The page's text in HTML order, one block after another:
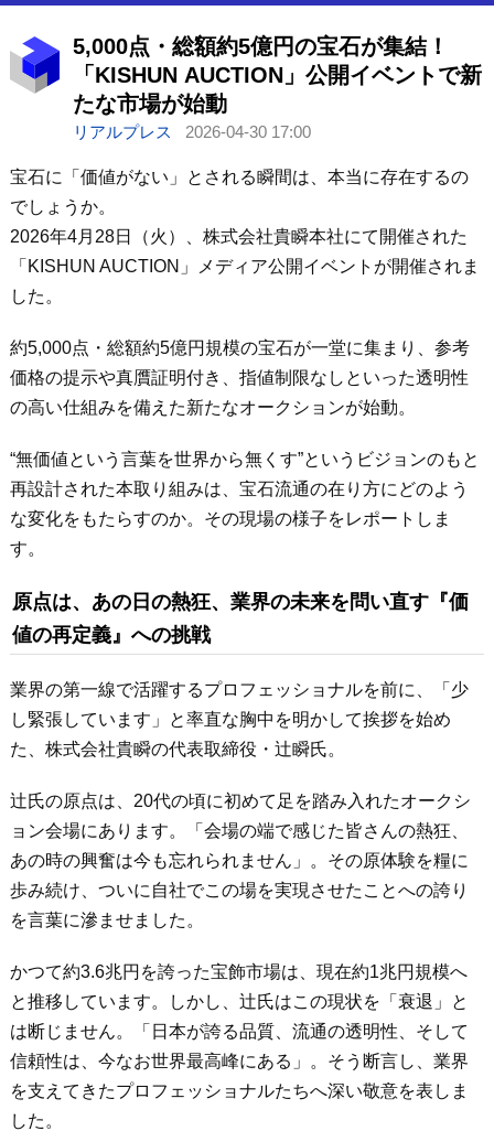
5,000点・総額約5億円の宝石が集結！
「KISHUN AUCTION」公開イベントで新
たな市場が始動
リアルプレス 2026-04-30 17:00
宝石に「価値がない」とされる瞬間は、本当に存在するの
でしょうか。
2026年4月28日（火）、株式会社貴瞬本社にて開催された
「KISHUN AUCTION」メディア公開イベントが開催されま
した。
約5,000点・総額約5億円規模の宝石が一堂に集まり、参考
価格の提示や真贋証明付き、指値制限なしといった透明性
の高い仕組みを備えた新たなオークションが始動。
“無価値という言葉を世界から無くす”というビジョンのもと
再設計された本取り組みは、宝石流通の在り方にどのよう
な変化をもたらすのか。その現場の様子をレポートしま
す。
原点は、あの日の熱狂、業界の未来を問い直す『価
値の再定義』への挑戦
業界の第一線で活躍するプロフェッショナルを前に、「少
し緊張しています」と率直な胸中を明かして挨拶を始め
た、株式会社貴瞬の代表取締役・辻瞬氏。
辻氏の原点は、20代の頃に初めて足を踏み入れたオークシ
ョン会場にあります。「会場の端で感じた皆さんの熱狂、
あの時の興奮は今も忘れられません」。その原体験を糧に
歩み続け、ついに自社でこの場を実現させたことへの誇り
を言葉に滲ませました。
かつて約3.6兆円を誇った宝飾市場は、現在約1兆円規模へ
と推移しています。しかし、辻氏はこの現状を「衰退」と
は断じません。「日本が誇る品質、流通の透明性、そして
信頼性は、今なお世界最高峰にある」。そう断言し、業界
を支えてきたプロフェッショナルたちへ深い敬意を表しま
した。